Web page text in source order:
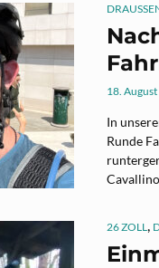
18.
In
Runde
26 ZOLL